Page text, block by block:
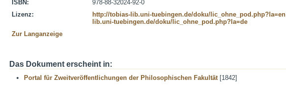
ISBN:
978-88-32024-92-0
Lizenz:
http://tobias-lib.uni-tuebingen.de/doku/lic_ohne_pod.php?la=en
lib.uni-tuebingen.de/doku/lic_ohne_pod.php?la=de
Zur Langanzeige
Das Dokument erscheint in:
Portal für Zweitveröffentlichungen der Philosophischen Fakultät[1842]